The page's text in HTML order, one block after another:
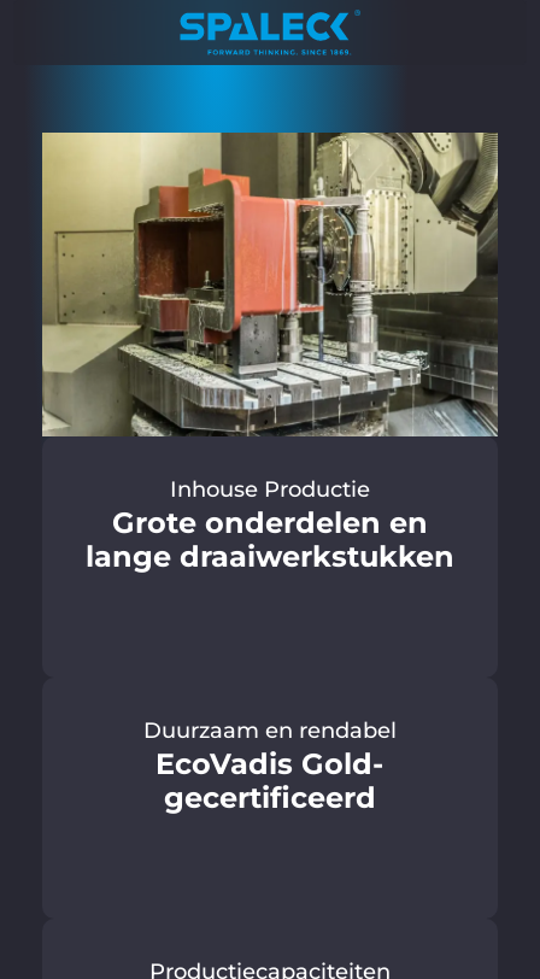
Inhouse Productie
Grote onderdelen en
lange draaiwerkstukken
Duurzaam en rendabel
EcoVadis Gold-
gecertificeerd
Productiecapaciteiten